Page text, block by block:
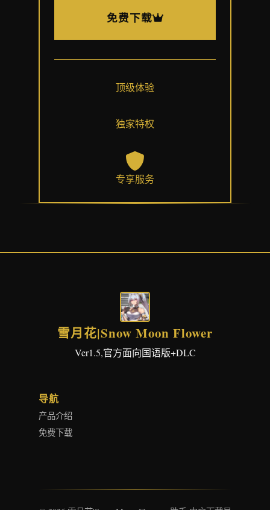
免费下载
顶级体验
独家特权
专享服务
雪月花|Snow Moon Flower
Ver1.5,官方面向国语版+DLC
导航
产品介绍
免费下载